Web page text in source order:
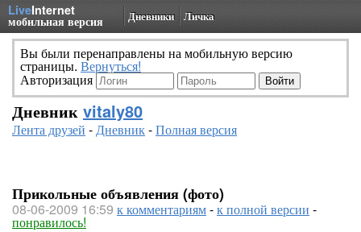
LiveInternet
мобильная версия Дневники Личка
Вы были перенаправлены на мобильную версию
страницы. Вернуться!
Авторизация
Дневник vitaly80
Лента друзей -Дневник-Полная версия
Прикольные объявления (фото)
08-06-2009 16:59 к комментариям-к полной версии -
понравилось!